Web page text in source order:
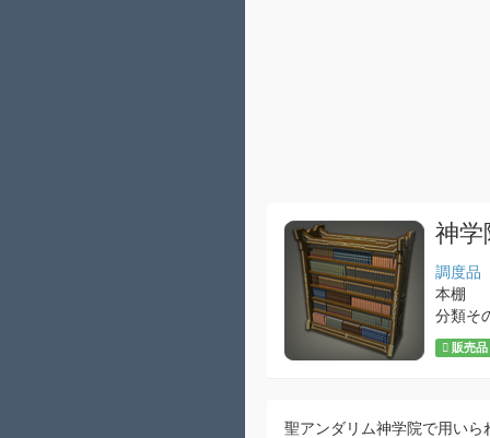
神学
調度品
本棚
分類そ
販売品
聖アンダリム神学院で用いら